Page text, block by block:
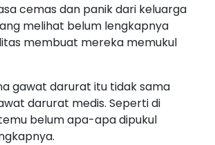
cemas dan panik dari keluarga
melihat belum lengkapnya
membuat mereka memukul
gawat darurat itu tidak sama
darurat medis. Seperti di
belum apa-apa dipukul